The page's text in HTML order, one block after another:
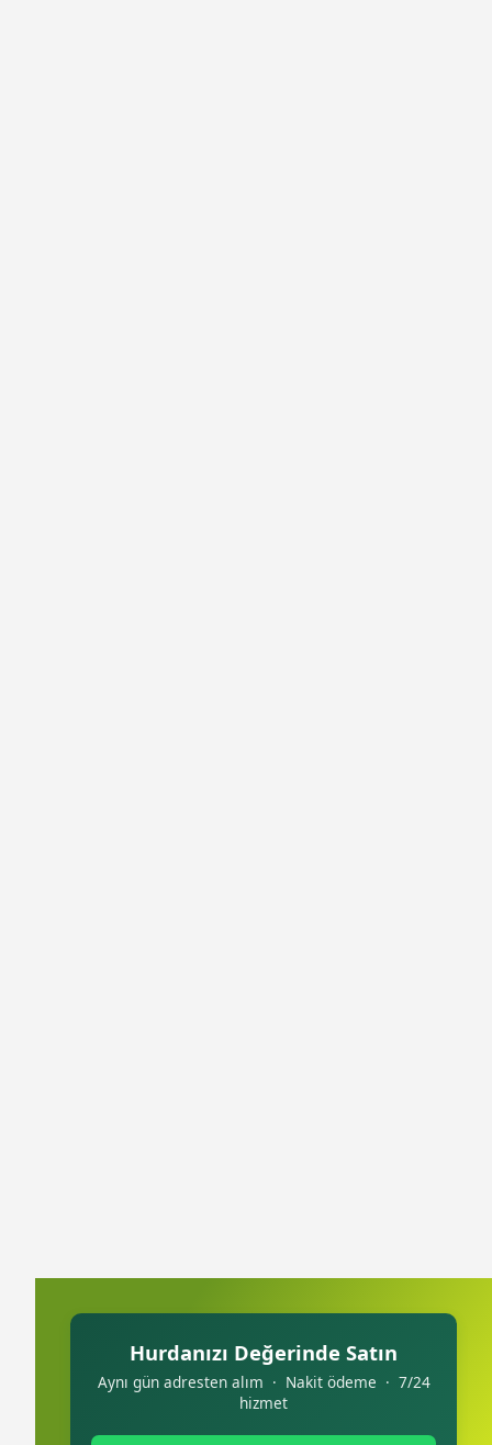
Hurdanızı Değerinde Satın
Aynı gün adresten alım · Nakit ödeme · 7/24
hizmet